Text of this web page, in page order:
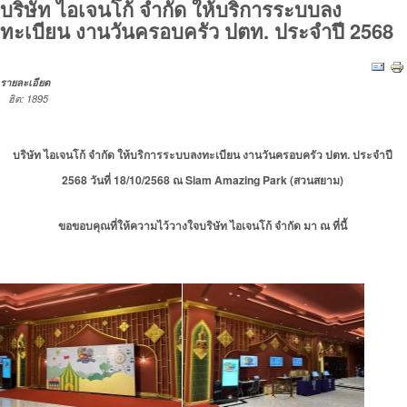
บริษัท ไอเจนโก้ จำกัด ให้บริการระบบลง
ทะเบียน งานวันครอบครัว ปตท. ประจำปี 2568
รายละเอียด
ฮิต: 1895
บริษัท ไอเจนโก้ จำกัด ให้บริการระบบลงทะเบียน งานวันครอบครัว ปตท. ประจำปี
2568 วันที่ 18/10/2568 ณ Siam Amazing Park (สวนสยาม)
ขอขอบคุณที่ให้ความไว้วางใจบริษัท ไอเจนโก้ จำกัด มา ณ ที่นี้